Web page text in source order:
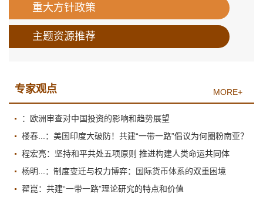
重大方针政策
主题资源推荐
专家观点 MORE+
：欧洲审查对中国投资的影响和趋势展望
楼春...：美国印度大破防！共建“一带一路”倡议为何圈粉南亚？
程宏亮：坚持和平共处五项原则 推进构建人类命运共同体
杨明...：制度变迁与权力博弈：国际货币体系的双重困境
翟崑：共建“一带一路”理论研究的特点和价值